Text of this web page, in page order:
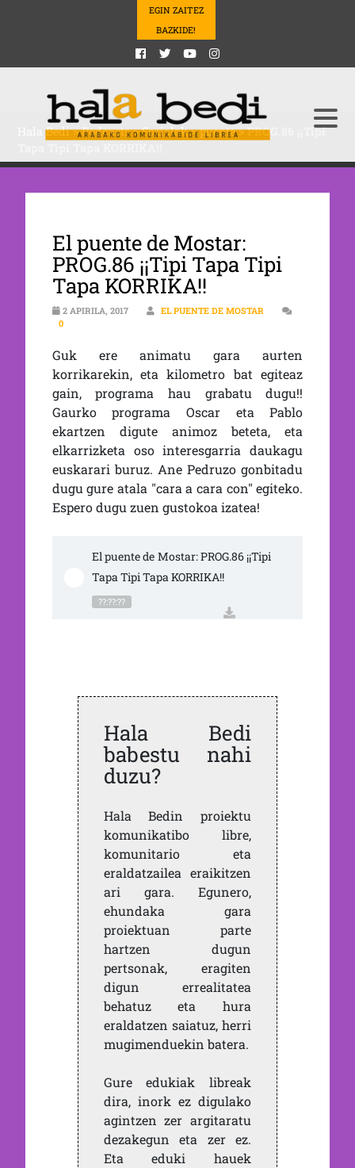
EGIN ZAITEZ
BAZKIDE!
Hala Bedi>Podcasts>Sozialak>puente>PROG.86 ¡¡Tipi
El puente de Mostar:
PROG.86 ¡¡Tipi Tapa Tipi
Tapa KORRIKA!!
2 APIRILA, 2017
EL PUENTE DE MOSTAR
0
Guk ere animatu gara aurten
korrikarekin, eta kilometro bat egiteaz
gain, programa hau grabatu dugu!!
Gaurko programa Oscar eta Pablo
ekartzen digute animoz beteta, eta
elkarrizketa oso interesgarria daukagu
euskarari buruz. Ane Pedruzo gonbitadu
dugu gure atala "cara a cara con" egiteko.
Espero dugu zuen gustokoa izatea!
El puente de Mostar: PROG.86 ¡¡Tipi
Tapa Tipi Tapa KORRIKA!!
??:??:??
Hala Bedi
babestu nahi
duzu?
Hala Bedin proiektu
komunikatibo libre,
komunitario eta
eraldatzailea eraikitzen
ari gara. Egunero,
ehundaka gara
proiektuan parte
hartzen dugun
pertsonak, eragiten
digun errealitatea
behatuz eta hura
eraldatzen saiatuz, herri
mugimenduekin batera.
Gure edukiak libreak
dira, inork ez digulako
agintzen zer argitaratu
dezakegun eta zer ez.
Eta eduki hauek